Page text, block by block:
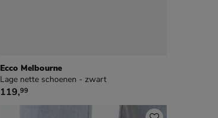
Ecco Melbourne
Lage nette schoenen - zwart
€ 119,99
119,99